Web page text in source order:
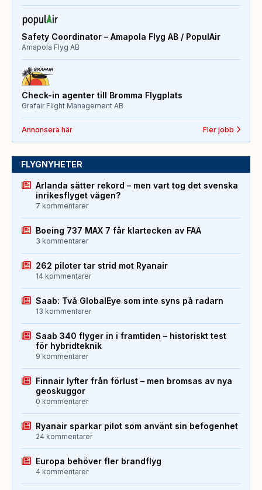
Safety Coordinator – Amapola Flyg AB / PopulAir
Amapola Flyg AB
Check-in agenter till Bromma Flygplats
Grafair Flight Management AB
Annonsera här Fler jobb
FLYGNYHETER
Arlanda sätter rekord – men vart tog det svenska
inrikesflyget vägen?
7 kommentarer
Boeing 737 MAX 7 får klartecken av FAA
3 kommentarer
262 piloter tar strid mot Ryanair
14 kommentarer
Saab: Två GlobalEye som inte syns på radarn
13 kommentarer
Saab 340 flyger in i framtiden – historiskt test
för hybridteknik
9 kommentarer
Finnair lyfter från förlust – men bromsas av nya
geoskuggor
0 kommentarer
Ryanair sparkar pilot som använt sin befogenhet
24 kommentarer
Europa behöver fler brandflyg
4 kommentarer